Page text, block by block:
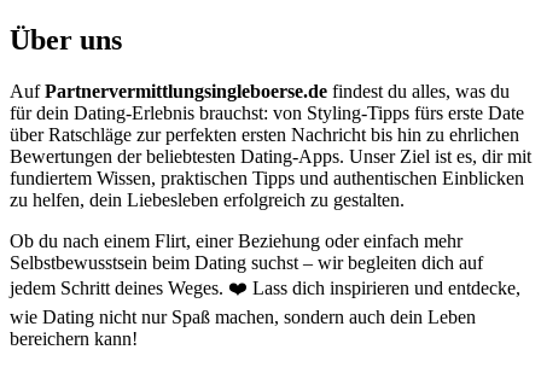
Über uns
AufPartnervermittlungsingleboerse.de findest du alles, was du
für dein Dating-Erlebnis brauchst: von Styling-Tipps fürs erste Date
über Ratschläge zur perfekten ersten Nachricht bis hin zu ehrlichen
Bewertungen der beliebtesten Dating-Apps. Unser Ziel ist es, dir mit
fundiertem Wissen, praktischen Tipps und authentischen Einblicken
zu helfen, dein Liebesleben erfolgreich zu gestalten.
Ob du nach einem Flirt, einer Beziehung oder einfach mehr
Selbstbewusstsein beim Dating suchst – wir begleiten dich auf
jedem Schritt deines Weges. ❤️ Lass dich inspirieren und entdecke,
wie Dating nicht nur Spaß machen, sondern auch dein Leben
bereichern kann!